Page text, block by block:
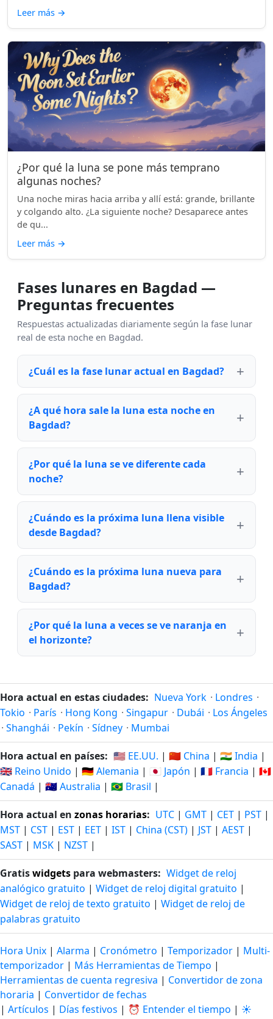
Leer más →
¿Por qué la luna se pone más temprano
algunas noches?
Una noche miras hacia arriba y allí está: grande, brillante
y colgando alto. ¿La siguiente noche? Desaparece antes
de qu...
Leer más →
Fases lunares en Bagdad —
Preguntas frecuentes
Respuestas actualizadas diariamente según la fase lunar
real de esta noche en Bagdad.
¿Cuál es la fase lunar actual en Bagdad?
¿A qué hora sale la luna esta noche en
Bagdad?
¿Por qué la luna se ve diferente cada
noche?
¿Cuándo es la próxima luna llena visible
desde Bagdad?
¿Cuándo es la próxima luna nueva para
Bagdad?
¿Por qué la luna a veces se ve naranja en
el horizonte?
Hora actual en estas ciudades: Nueva York · Londres ·
Tokio · París · Hong Kong · Singapur · Dubái · Los Ángeles
· Shanghái · Pekín · Sídney · Mumbai
Hora actual en países: 🇺🇸 EE.UU. | 🇨🇳 China | 🇮🇳 India |
🇬🇧 Reino Unido | 🇩🇪 Alemania | 🇯🇵 Japón | 🇫🇷 Francia | 🇨🇦
Canadá | 🇦🇺 Australia | 🇧🇷 Brasil |
Hora actual en zonas horarias: UTC | GMT | CET | PST |
MST | CST | EST | EET | IST | China (CST) | JST | AEST |
SAST | MSK | NZST |
Gratiswidgets para webmasters: Widget de reloj
analógico gratuito | Widget de reloj digital gratuito |
Widget de reloj de texto gratuito | Widget de reloj de
palabras gratuito
Hora Unix | Alarma | Cronómetro | Temporizador | Multi-
temporizador | Más Herramientas de Tiempo |
Herramientas de cuenta regresiva | Convertidor de zona
horaria | Convertidor de fechas
| Artículos | Días festivos | ⏰ Entender el tiempo | ☀️